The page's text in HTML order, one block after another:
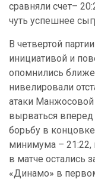
сравняли счет–
чуть успешнее
В четвертой
инициативой и
опомнились ближе
нивелировали
атаки
вырваться вперед
борьбу в
минимума –
в матче остались
«Динамо» в